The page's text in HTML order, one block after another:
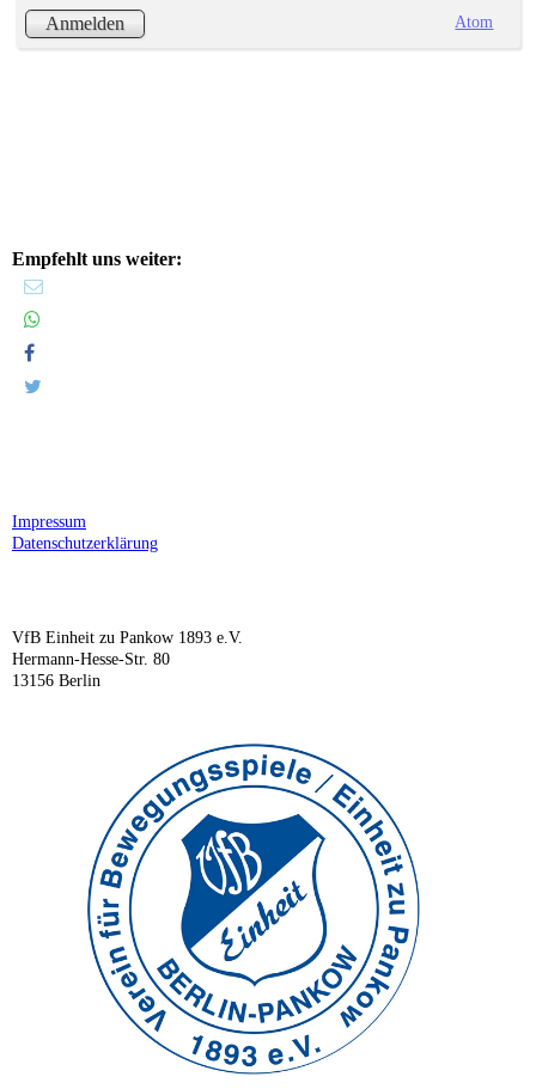
Anmelden
Atom
Empfehlt uns weiter:
Impressum
Datenschutzerklärung
VfB Einheit zu Pankow 1893 e.V.
Hermann-Hesse-Str. 80
13156 Berlin